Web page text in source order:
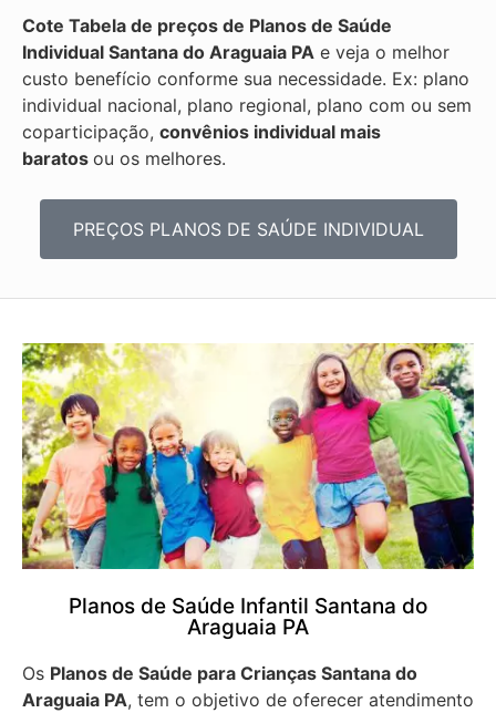
Cote Tabela de preços de Planos de Saúde
Individual Santana do Araguaia PA e veja o melhor
custo benefício conforme sua necessidade. Ex: plano
individual nacional, plano regional, plano com ou sem
coparticipação, convênios individual mais
baratos ou os melhores.
PREÇOS PLANOS DE SAÚDE INDIVIDUAL
Planos de Saúde Infantil Santana do
Araguaia PA
Os Planos de Saúde para Crianças Santana do
Araguaia PA, tem o objetivo de oferecer atendimento